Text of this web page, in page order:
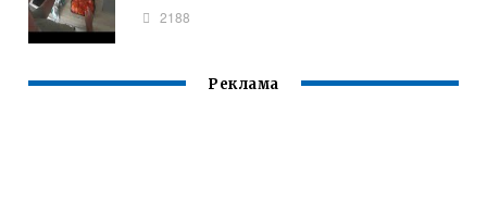
2188
Реклама